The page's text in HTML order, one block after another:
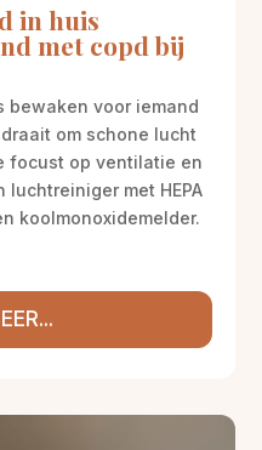
in huis
met copd bij
bewaken voor iemand
om schone lucht
focust op ventilatie en
met HEPA
koolmonoxidemelder.